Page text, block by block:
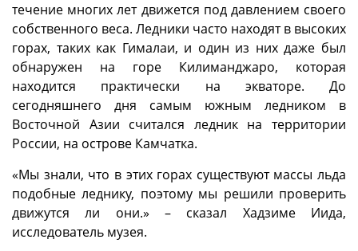
течение многих лет движется под давлением своего
собственного веса. Ледники часто находят в высоких
горах, таких как Гималаи, и один из них даже был
обнаружен на горе Килиманджаро, которая
находится практически на экваторе. До
сегодняшнего дня самым южным ледником в
Восточной Азии считался ледник на территории
России, на острове Камчатка.
«Мы знали, что в этих горах существуют массы льда
подобные леднику, поэтому мы решили проверить
движутся ли они.» – сказал Хадзиме Иида,
исследователь музея.